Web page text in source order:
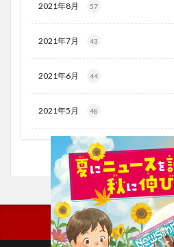
2021年8月 57
2021年7月 43
2021年6月 44
2021年5月 48